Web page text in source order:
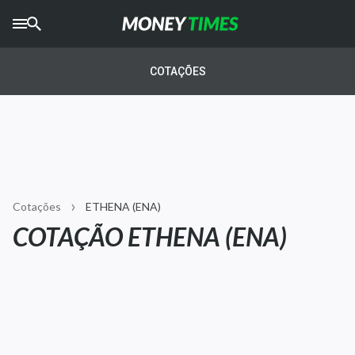
AGROTIMES
Newsletters
Money Trader
COTAÇÕES
Cotações ETHENA (ENA)
COTAÇÃO ETHENA (ENA)